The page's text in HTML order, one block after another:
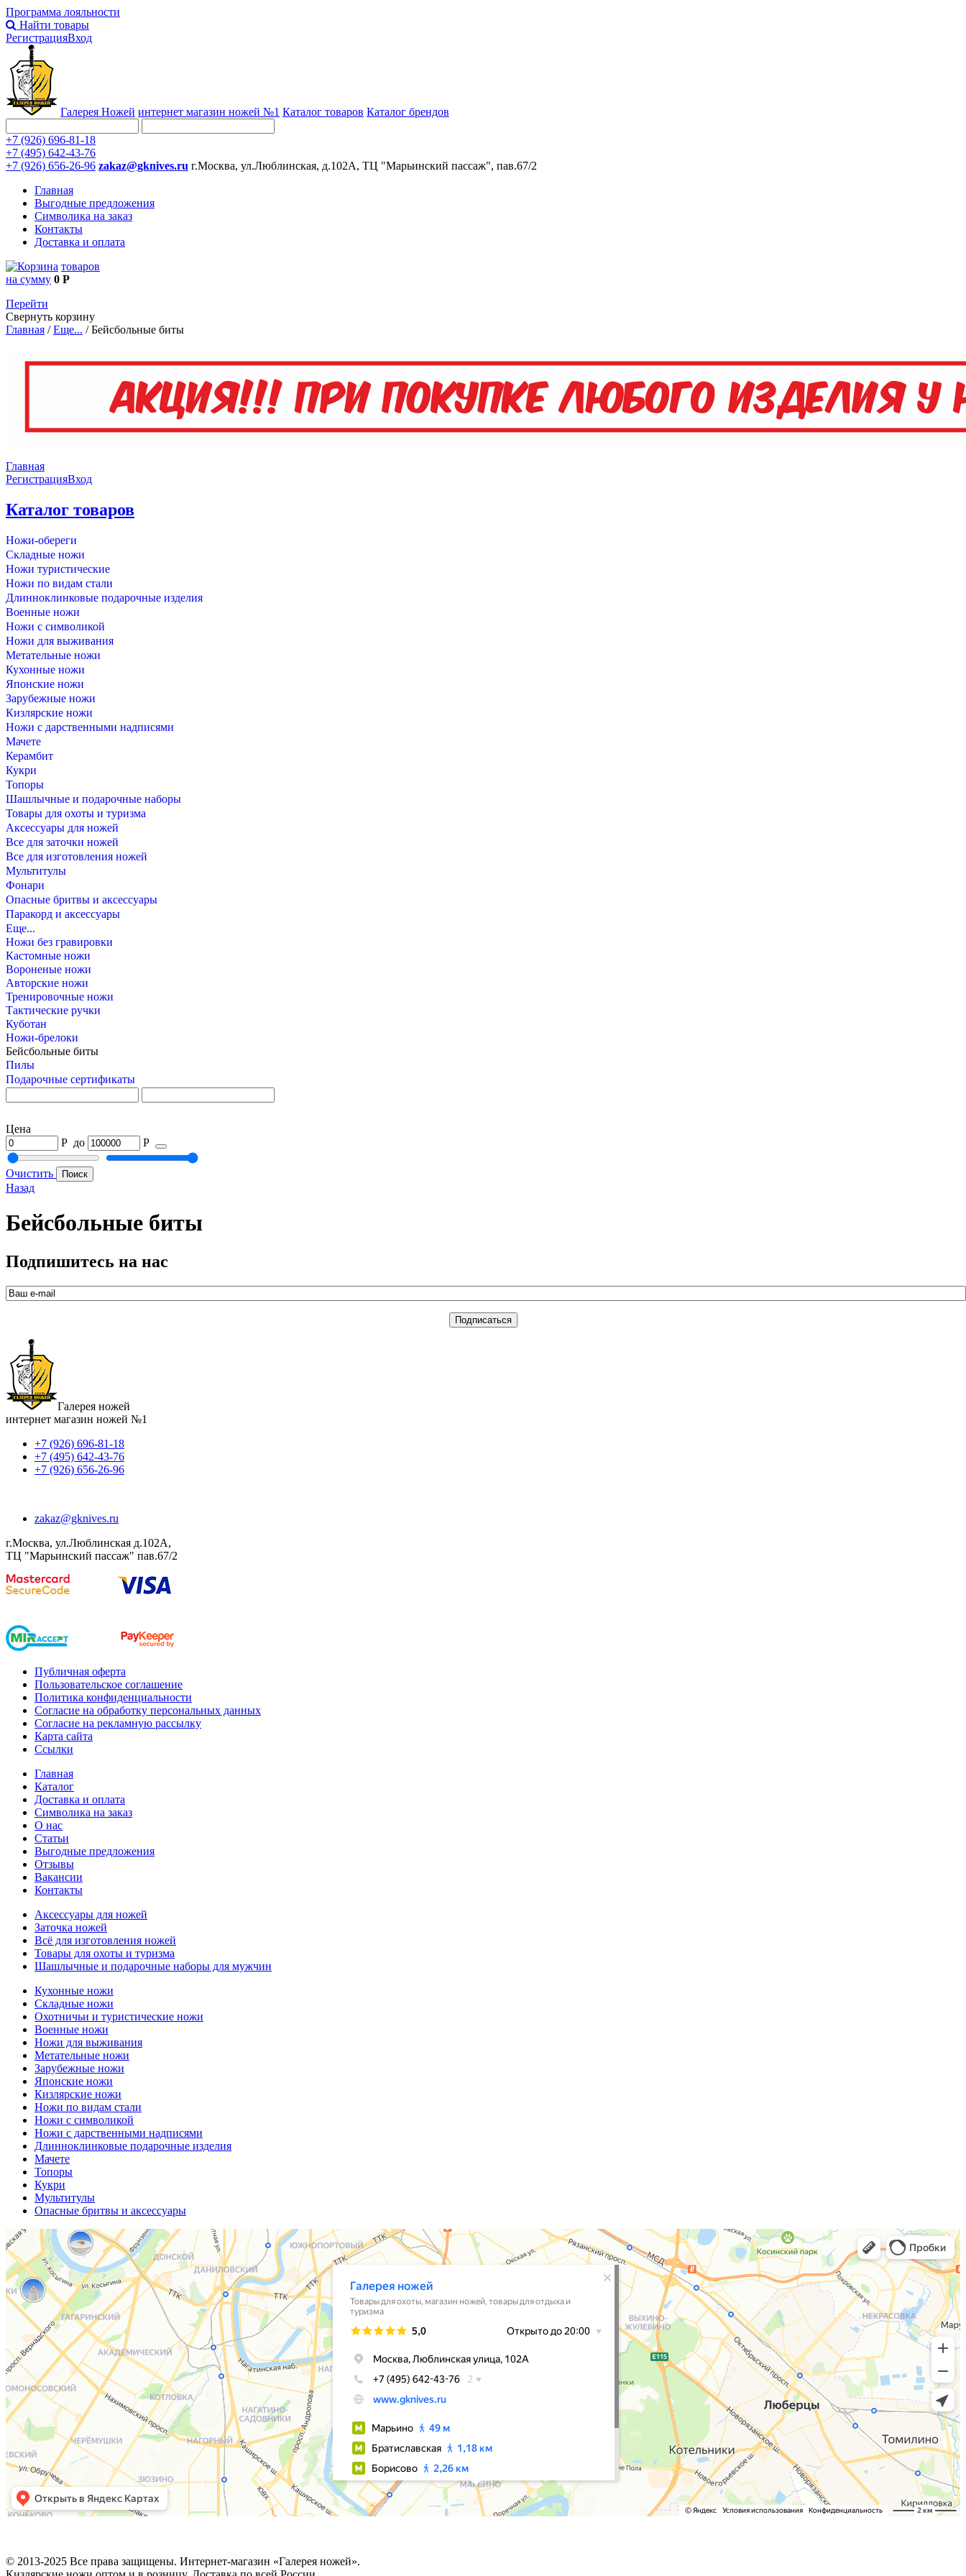
Программа лояльности
Найти товары
РегистрацияВход
Галерея Ножей интернет магазин ножей №1 Каталог товаров Каталог брендов
+7 (926) 696-81-18
+7 (495) 642-43-76
+7 (926) 656-26-96 zakaz@gknives.ru г.Москва, ул.Люблинская, д.102А, ТЦ "Марьинский пассаж", пав.67/2
Главная
Выгодные предложения
Символика на заказ
Контакты
Доставка и оплата
товаров
на сумму 0 Р
Перейти
Свернуть корзину
Главная /Еще... /Бейсбольные биты
Главная
РегистрацияВход
Каталог товаров
Ножи-обереги
Складные ножи
Ножи туристические
Ножи по видам стали
Длинноклинковые подарочные изделия
Военные ножи
Ножи с символикой
Ножи для выживания
Метательные ножи
Кухонные ножи
Японские ножи
Зарубежные ножи
Кизлярские ножи
Ножи с дарственными надписями
Мачете
Керамбит
Кукри
Топоры
Шашлычные и подарочные наборы
Товары для охоты и туризма
Аксессуары для ножей
Все для заточки ножей
Все для изготовления ножей
Мультитулы
Фонари
Опасные бритвы и аксессуары
Паракорд и аксессуары
Еще...
Ножи без гравировки
Кастомные ножи
Вороненые ножи
Авторские ножи
Тренировочные ножи
Тактические ручки
Куботан
Ножи-брелоки
Бейсбольные биты
Пилы
Подарочные сертификаты
Цена
Р до Р
Очистить
Назад
Бейсбольные биты
Подпишитесь на нас
Галерея ножей
интернет магазин ножей №1
+7 (926) 696-81-18
+7 (495) 642-43-76
+7 (926) 656-26-96
zakaz@gknives.ru
г.Москва, ул.Люблинская д.102А,
ТЦ "Марьинский пассаж" пав.67/2
Публичная оферта
Пользовательское соглашение
Политика конфиденциальности
Согласие на обработку персональных данных
Согласие на рекламную рассылку
Карта сайта
Ссылки
Главная
Каталог
Доставка и оплата
Символика на заказ
О нас
Статьи
Выгодные предложения
Отзывы
Вакансии
Контакты
Аксессуары для ножей
Заточка ножей
Всё для изготовления ножей
Товары для охоты и туризма
Шашлычные и подарочные наборы для мужчин
Кухонные ножи
Складные ножи
Охотничьи и туристические ножи
Военные ножи
Ножи для выживания
Метательные ножи
Зарубежные ножи
Японские ножи
Кизлярские ножи
Ножи по видам стали
Ножи с символикой
Ножи с дарственными надписями
Длинноклинковые подарочные изделия
Мачете
Топоры
Кукри
Мультитулы
Опасные бритвы и аксессуары
© 2013-2025 Все права защищены. Интернет-магазин «Галерея ножей».